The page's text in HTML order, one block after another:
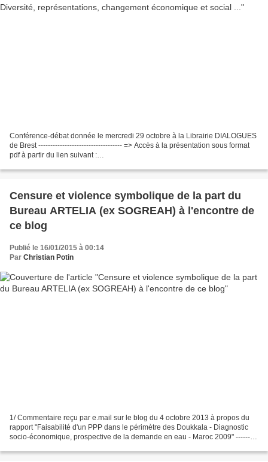
Conférence-débat donnée le mercredi 29 octobre à la Librairie DIALOGUES
de Brest ----------------------------------- => Accès à la présentation sous format
pdf à partir du lien suivant :
OC%20VU%20A%20TRAVERS%20SES%20FEMMES.pdf?dl=0...
Censure et violence symbolique de la part du
Bureau ARTELIA (ex SOGREAH) à l'encontre de
ce blog
Publié le 16/01/2015 à 00:14
Par Christian Potin
1/ Commentaire reçu par e.mail sur le blog du 4 octobre 2013 à propos du
rapport "Faisabilité d'un PPP dans le périmètre des Doukkala - Diagnostic
socio-économique, prospective de la demande en eau - Maroc 2009" ---------